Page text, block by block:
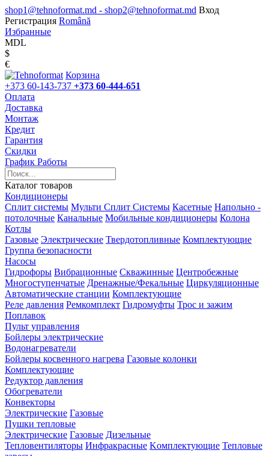
shop1@tehnoformat.md - shop2@tehnoformat.md Вход
Регистрация Română
Избранные
MDL
$
€
Корзина
+373 60-143-737 +373 60-444-651
Оплата
Доставка
Монтаж
Кредит
Гарантия
Скидки
График Работы
Каталог товаров
Кондиционеры
Сплит системы Мульти Сплит Системы Касетные Напольно -
потолочные Канальные Мобильные кондиционеры Колона
Котлы
Газовые Электрические Твердотопливные Комплектующие
Группа безопасности
Насосы
Гидрофоры Вибрационные Скважинные Центробежные
Многоступенчатые Дренажные/Фекальные Циркуляционные
Автоматические станции Комплектующие
Реле давления Ремкомплект Гидромуфты Трос и зажим
Поплавок
Пульт управления
Бойлеры электрические
Водонагреватели
Бойлеры косвенного нагрева Газовые колонки
Комплектующие
Редуктор давления
Обогреватели
Конвекторы
Электрические Газовые
Пушки тепловые
Электрические Газовые Дизельные
Тепловентиляторы Инфракрасные Kомплектующие Тепловые